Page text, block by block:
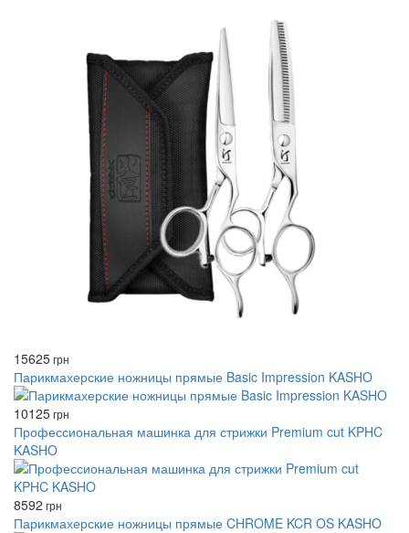
15625грн
Парикмахерские ножницы прямые Basic Impression KASHO
10125грн
Профессиональная машинка для стрижки Premium cut KPHC
KASHO
8592 грн
Парикмахерские ножницы прямые CHROME KCR OS KASHO